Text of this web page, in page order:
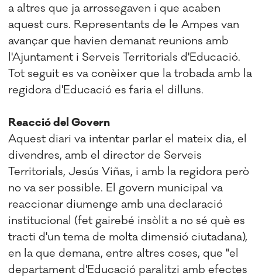
a altres que ja arrossegaven i que acaben
aquest curs. Representants de le Ampes van
avançar que havien demanat reunions amb
l'Ajuntament i Serveis Territorials d'Educació.
Tot seguit es va conèixer que la trobada amb la
regidora d'Educació es faria el dilluns.
Reacció del Govern
Aquest diari va intentar parlar el mateix dia, el
divendres, amb el director de Serveis
Territorials, Jesús Viñas, i amb la regidora però
no va ser possible. El govern municipal va
reaccionar diumenge amb una declaració
institucional (fet gairebé insòlit a no sé què es
tracti d'un tema de molta dimensió ciutadana),
en la que demana, entre altres coses, que "el
departament d'Educació paralitzi amb efectes